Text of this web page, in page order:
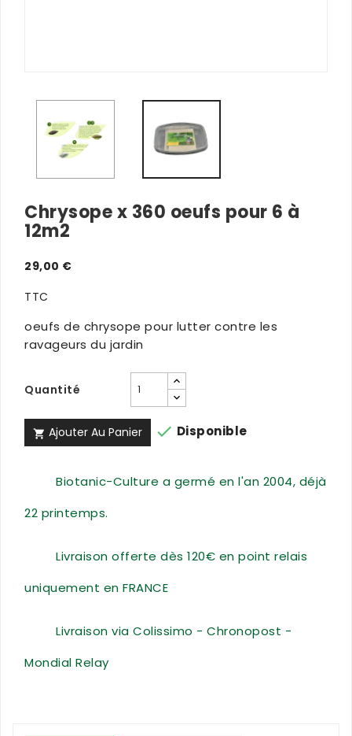
Chrysope x 360 oeufs pour 6 à
12m2
29,00 €
TTC
oeufs de chrysope pour lutter contre les
ravageurs du jardin
Quantité
 Ajouter Au Panier  Disponible
Biotanic-Culture a germé en l'an 2004, déjà
22 printemps.
Livraison offerte dès 120€ en point relais
uniquement en FRANCE
Livraison via Colissimo - Chronopost -
Mondial Relay